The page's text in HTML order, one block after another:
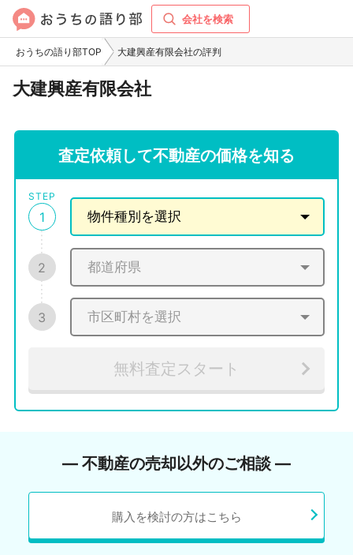
会社を検索
おうちの語り部TOP 大建興産有限会社の評判
大建興産有限会社
査定依頼して不動産の価格を知る
STEP
1
2
3
無料査定スタート
― 不動産の売却以外のご相談 ―
購入を検討の方はこちら